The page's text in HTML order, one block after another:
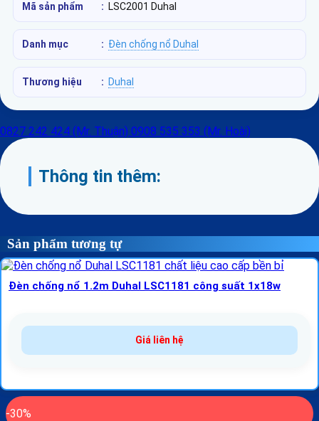
Mã sản phẩm : LSC2001 Duhal
Danh mục : Đèn chống nổ Duhal
Thương hiệu : Duhal
0827 242 424 (Mr. Thuận) 0908 535 353 (Mr. Hoài)
Thông tin thêm:
Sản phẩm tương tự
Đèn chống nổ 1.2m Duhal LSC1181 công suất 1x18w
Giá liên hệ
-30%